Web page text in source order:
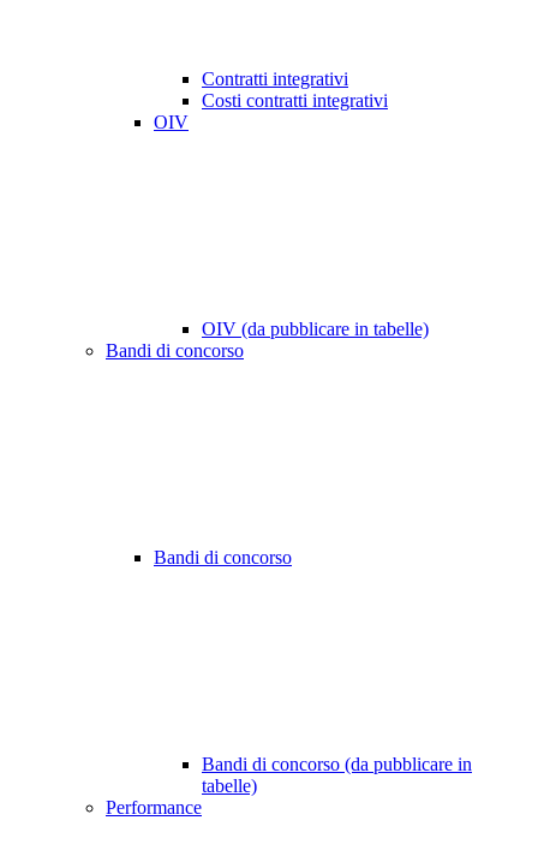
Contratti integrativi
Costi contratti integrativi
OIV
OIV (da pubblicare in tabelle)
Bandi di concorso
Bandi di concorso
Bandi di concorso (da pubblicare in
tabelle)
Performance